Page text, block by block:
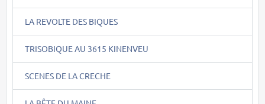
LA REVOLTE DES BIQUES
TRISOBIQUE AU 3615 KINENVEU
SCENES DE LA CRECHE